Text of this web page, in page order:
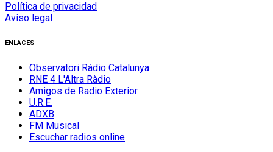
Política de privacidad
Aviso legal
ENLACES
Observatori Ràdio Catalunya
RNE 4 L'Altra Ràdio
Amigos de Radio Exterior
U.R.E.
ADXB
FM Musical
Escuchar radios online